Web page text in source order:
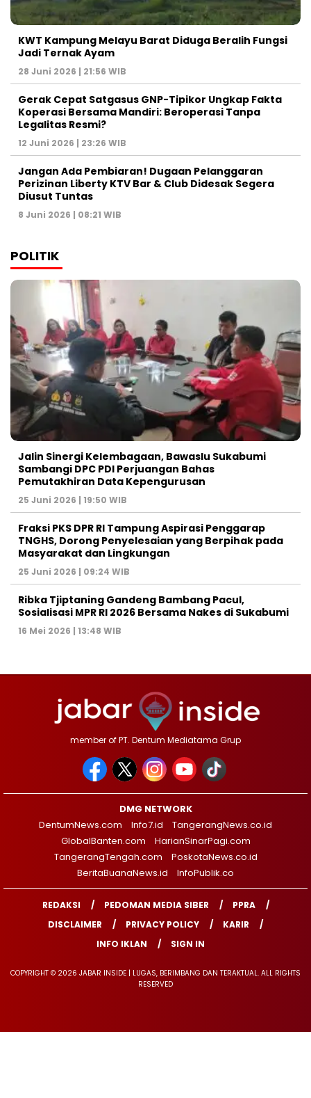
KWT Kampung Melayu Barat Diduga Beralih Fungsi
Jadi Ternak Ayam
28 Juni 2026 | 21:56 WIB
Gerak Cepat Satgasus GNP-Tipikor Ungkap Fakta
Koperasi Bersama Mandiri: Beroperasi Tanpa
Legalitas Resmi?
12 Juni 2026 | 23:26 WIB
Jangan Ada Pembiaran! Dugaan Pelanggaran
Perizinan Liberty KTV Bar & Club Didesak Segera
Diusut Tuntas
8 Juni 2026 | 08:21 WIB
POLITIK
Jalin Sinergi Kelembagaan, Bawaslu Sukabumi
Sambangi DPC PDI Perjuangan Bahas
Pemutakhiran Data Kepengurusan
25 Juni 2026 | 19:50 WIB
‎Fraksi PKS DPR RI Tampung Aspirasi Penggarap
TNGHS, Dorong Penyelesaian yang Berpihak pada
Masyarakat dan Lingkungan‎
25 Juni 2026 | 09:24 WIB
Ribka Tjiptaning Gandeng Bambang Pacul,
Sosialisasi MPR RI 2026 Bersama Nakes di Sukabumi
16 Mei 2026 | 13:48 WIB
member of PT. Dentum Mediatama Grup
DMG NETWORK
DentumNews.com
Info7.id
TangerangNews.co.id
GlobalBanten.com
HarianSinarPagi.com
TangerangTengah.com
PoskotaNews.co.id
BeritaBuanaNews.id
InfoPublik.co
REDAKSI PEDOMAN MEDIA SIBER
PPRA
DISCLAIMER
PRIVACY POLICY
KARIR
INFO IKLAN
SIGN IN
COPYRIGHT © 2026 JABAR INSIDE | LUGAS, BERIMBANG DAN TERAKTUAL. ALL RIGHTS
RESERVED